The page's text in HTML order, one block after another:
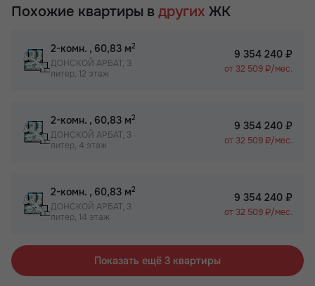
Похожие квартиры в других ЖК
2-комн. , 60,83 м2
ДОНСКОЙ АРБАТ, 3
литер, 12 этаж
9 354 240 ₽
от 32 509 ₽/мес.
2-комн. , 60,83 м2
ДОНСКОЙ АРБАТ, 3
литер, 4 этаж
9 354 240 ₽
от 32 509 ₽/мес.
2-комн. , 60,83 м2
ДОНСКОЙ АРБАТ, 3
литер, 14 этаж
9 354 240 ₽
от 32 509 ₽/мес.
Показать ещё 3 квартиры